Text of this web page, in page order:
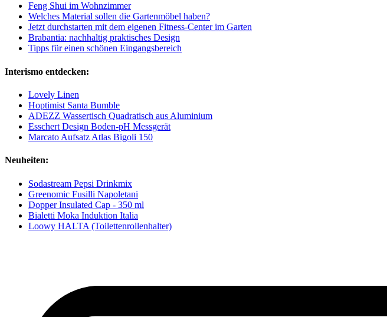
Feng Shui im Wohnzimmer
Welches Material sollen die Gartenmöbel haben?
Jetzt durchstarten mit dem eigenen Fitness-Center im Garten
Brabantia: nachhaltig praktisches Design
Tipps für einen schönen Eingangsbereich
Interismo entdecken:
Lovely Linen
Hoptimist Santa Bumble
ADEZZ Wassertisch Quadratisch aus Aluminium
Esschert Design Boden-pH Messgerät
Marcato Aufsatz Atlas Bigoli 150
Neuheiten:
Sodastream Pepsi Drinkmix
Greenomic Fusilli Napoletani
Dopper Insulated Cap - 350 ml
Bialetti Moka Induktion Italia
Loowy HALTA (Toilettenrollenhalter)